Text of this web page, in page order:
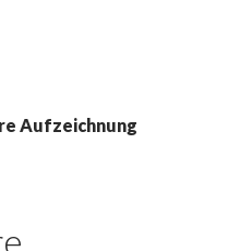
Aufzeichnung